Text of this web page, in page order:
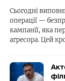
Сьогодні
операції —
кампанії, яка
агресора. Цей